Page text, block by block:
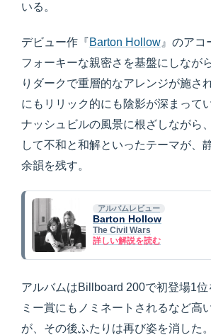
いる。
デビュー作『Barton Hollow 』のアコ
フォーキーな親密さを基盤にしなが
りダークで重層的なアレンジが施さ
にもリリック的にも陰影が深まってい
ナッシュビルの風景に根ざしながら
して不和と和解といったテーマが、
余韻を残す。
アルバムレビュー
Barton Hollow
The Civil Wars
詳しい解説を読む
アルバムはBillboard 200で初登場1位
ミー賞にもノミネートされるなど高
が、その後ふたりは再び姿を消した。